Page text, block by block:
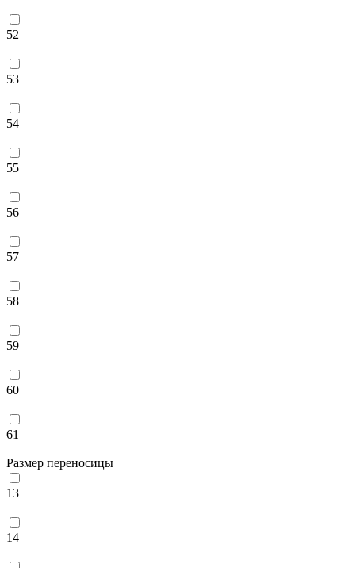
52
53
54
55
56
57
58
59
60
61
Размер переносицы
13
14